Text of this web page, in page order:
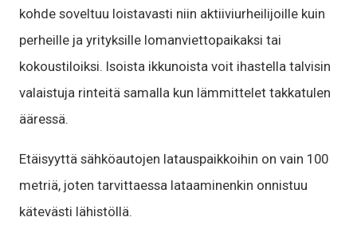
kohde soveltuu loistavasti niin aktiiviurheilijoille kuin
perheille ja yrityksille lomanviettopaikaksi tai
kokoustiloiksi. Isoista ikkunoista voit ihastella talvisin
valaistuja rinteitä samalla kun lämmittelet takkatulen
ääressä.
Etäisyyttä sähköautojen latauspaikkoihin on vain 100
metriä, joten tarvittaessa lataaminenkin onnistuu
kätevästi lähistöllä.